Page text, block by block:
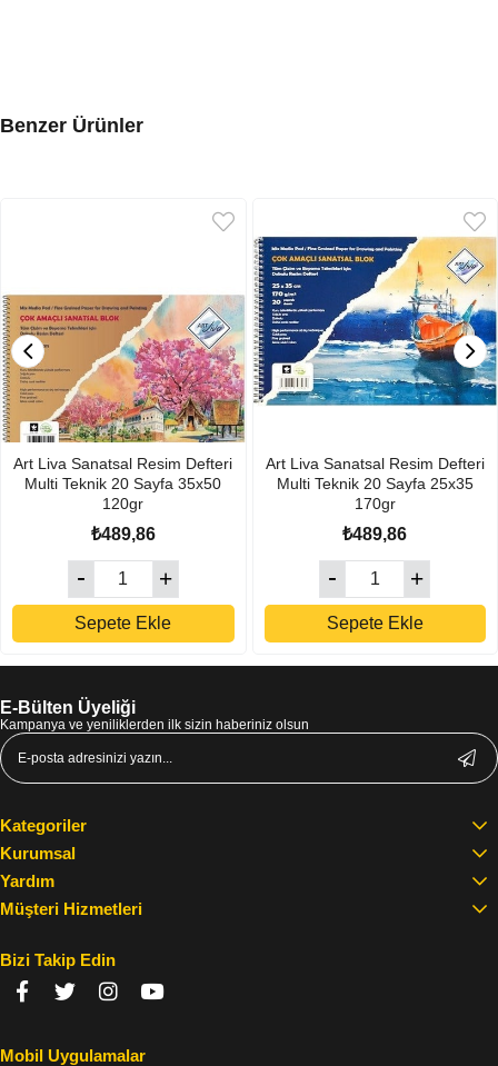
Benzer Ürünler
Art Liva Sanatsal Resim Defteri
Multi Teknik 20 Sayfa 35x50
120gr
₺489,86
Sepete Ekle
Art Liva Sanatsal Resim Defteri
Multi Teknik 20 Sayfa 25x35
170gr
₺489,86
Sepete Ekle
E-Bülten Üyeliği
Kampanya ve yeniliklerden ilk sizin haberiniz olsun
Kategoriler
Kurumsal
Yardım
Müşteri Hizmetleri
Bizi Takip Edin
Mobil Uygulamalar